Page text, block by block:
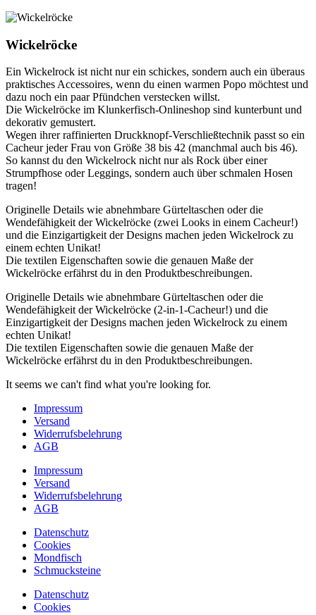
Wickelröcke
Ein Wickelrock ist nicht nur ein schickes, sondern auch ein überaus
praktisches Accessoires, wenn du einen warmen Popo möchtest und
dazu noch ein paar Pfündchen verstecken willst.
Die Wickelröcke im Klunkerfisch-Onlineshop sind kunterbunt und
dekorativ gemustert.
Wegen ihrer raffinierten Druckknopf-Verschließtechnik passt so ein
Cacheur jeder Frau von Größe 38 bis 42 (manchmal auch bis 46).
So kannst du den Wickelrock nicht nur als Rock über einer
Strumpfhose oder Leggings, sondern auch über schmalen Hosen
tragen!
Originelle Details wie abnehmbare Gürteltaschen oder die
Wendefähigkeit der Wickelröcke (zwei Looks in einem Cacheur!)
und die Einzigartigkeit der Designs machen jeden Wickelrock zu
einem echten Unikat!
Die textilen Eigenschaften sowie die genauen Maße der
Wickelröcke erfährst du in den Produktbeschreibungen.
Originelle Details wie abnehmbare Gürteltaschen oder die
Wendefähigkeit der Wickelröcke (2-in-1-Cacheur!) und die
Einzigartigkeit der Designs machen jeden Wickelrock zu einem
echten Unikat!
Die textilen Eigenschaften sowie die genauen Maße der
Wickelröcke erfährst du in den Produktbeschreibungen.
It seems we can't find what you're looking for.
Impressum
Versand
Widerrufsbelehrung
AGB
Impressum
Versand
Widerrufsbelehrung
AGB
Datenschutz
Cookies
Mondfisch
Schmucksteine
Datenschutz
Cookies